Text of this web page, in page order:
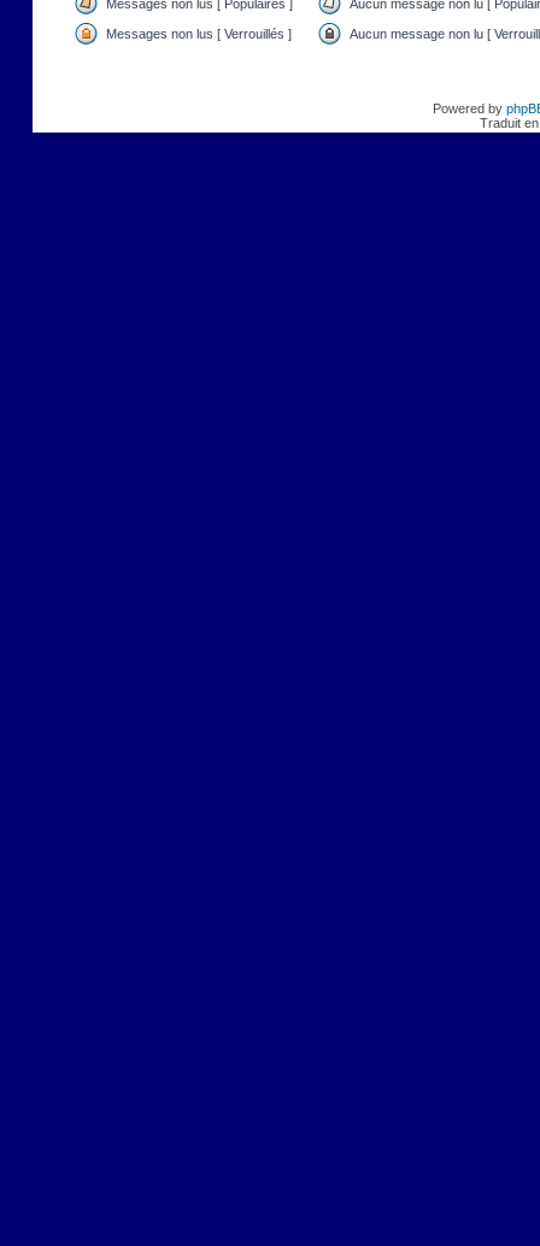
Messages non lus [ Populaires ] Aucun message non lu [
Messages non lus [ Verrouillés ] Aucun message non lu [
Powered by
Traduit